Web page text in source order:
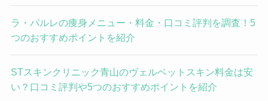
ラ・パルレの痩身メニュー・料金・口コミ評判を調査！5
つのおすすめポイントを紹介
STスキンクリニック青山のヴェルベットスキン料金は安
い？口コミ評判や5つのおすすめポイントを紹介